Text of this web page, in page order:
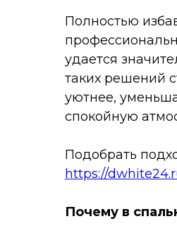
Полностью
удается
таких решений
уютнее,
спокойную
Подобрать
https://
Почему в